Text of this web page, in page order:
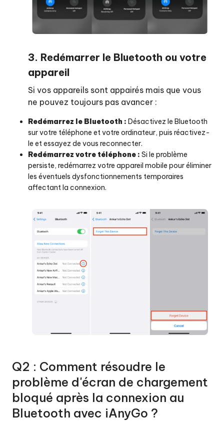
3. Redémarrer le Bluetooth ou votre
appareil
Si vos appareils sont appairés mais que vous
ne pouvez toujours pas avancer :
Redémarrez le Bluetooth : Désactivez le Bluetooth
sur votre téléphone et votre ordinateur, puis réactivez-
le et essayez de vous reconnecter.
Redémarrez votre téléphone : Si le problème
persiste, redémarrez votre appareil mobile pour éliminer
les éventuels dysfonctionnements temporaires
affectant la connexion.
Q2 : Comment résoudre le
problème d'écran de chargement
bloqué après la connexion au
Bluetooth avec iAnyGo ?